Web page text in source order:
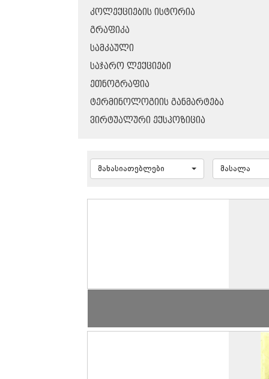
ᲙᲝᲚᲔᲥᲪᲘᲔᲑᲘᲡ ᲘᲡᲢᲝᲠᲘᲐ
ᲒᲠᲐᲤᲘᲙᲐ
ᲡᲐᲛᲙᲐᲣᲚᲘ
ᲡᲐᲯᲐᲠᲝ ᲚᲔᲥᲪᲘᲔᲑᲘ
ᲔᲗᲜᲝᲒᲠᲐᲤᲘᲐ
ᲢᲔᲠᲛᲘᲜᲝᲚᲝᲒᲘᲘᲡ ᲒᲐᲜᲛᲐᲠᲢᲔᲑᲐ
ᲕᲘᲠᲢᲣᲐᲚᲣᲠᲘ ᲔᲥᲡᲞᲝᲖᲘᲪᲘᲐ
მახასიათებლები მასალა